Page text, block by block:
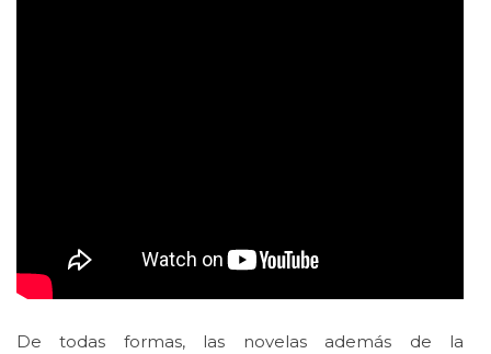
De todas formas, las novelas además de la